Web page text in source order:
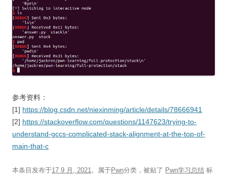
参考资料：
[1] https://blog.csdn.net/niexinming/article/details/78666941
[2] https://stackoverflow.com/questions/1147623/trying-to-
understand-gccs-complicated-stack-alignment-at-the-top-of-
main-that-c
本条目发布于17 9 月, 2021。属于Pwn分类，被贴了 Pwn学习总结 标